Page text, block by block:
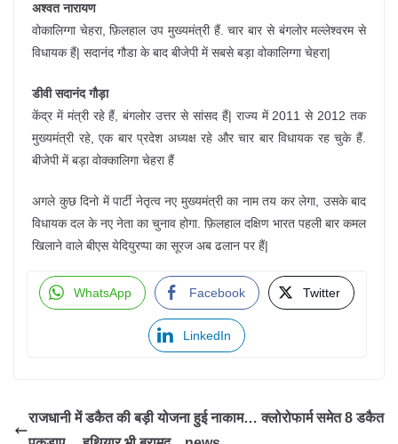
अश्वत नारायण
वोकालिग्गा चेहरा, फ़िलहाल उप मुख्यमंत्री हैं. चार बार से बंगलोर मल्लेश्वरम से
विधायक हैं| सदानंद गौडा के बाद बीजेपी में सबसे बड़ा वोकालिग्गा चेहरा|
डीवी सदानंद गौड़ा
केंद्र में मंत्री रहे हैं, बंगलोर उत्तर से सांसद हैं| राज्य में 2011 से 2012 तक
मुख्यमंत्री रहे, एक बार प्रदेश अध्यक्ष रहे और चार बार विधायक रह चुके हैं.
बीजेपी में बड़ा वोक्कालिगा चेहरा हैं
अगले कुछ दिनो में पार्टी नेतृत्व नए मुख्यमंत्री का नाम तय कर लेगा, उसके बाद
विधायक दल के नए नेता का चुनाव होगा. फ़िलहाल दक्षिण भारत पहली बार कमल
खिलाने वाले बीएस येदियुरप्पा का सूरज अब ढलान पर हैं|
WhatsApp Facebook Twitter
LinkedIn
राजधानी में डकैत की बड़ी योजना हुई नाकाम… क्लोरोफार्म समेत 8 डकैत